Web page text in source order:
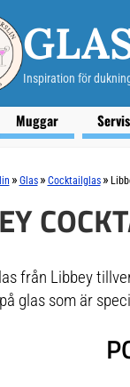
Inspiration för
Muggar
» Glas » Cocktailglas »
från Libbey
glas som är